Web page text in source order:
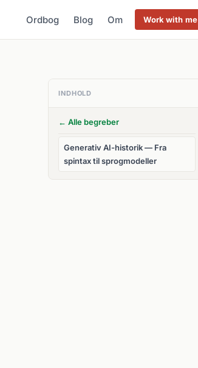
Ordbog Blog Om Work with me
INDHOLD
← Alle begreber
Generativ AI-historik — Fra
spintax til sprogmodeller